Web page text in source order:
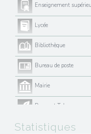
Enseignement
Lycée
Bibliothèque
Bureau de poste
Mairie
Presse et Tabac
Statistiques